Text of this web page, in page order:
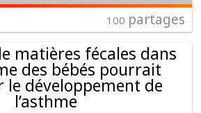
100 partages
matières fécales dans
des bébés pourrait
le développement de
l’asthme